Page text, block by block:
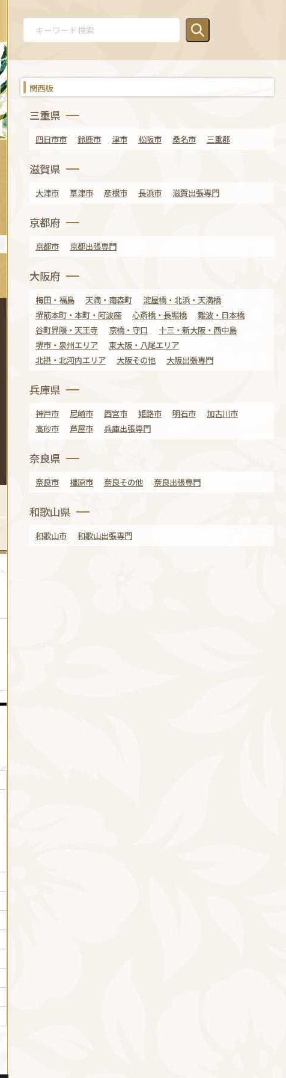
関西版
三重県
四日市市 鈴鹿市 津市 松阪市 桑名市 三重郡
滋賀県
大津市 草津市 彦根市 長浜市 滋賀出張専門
京都府
京都市 京都出張専門
大阪府
梅田・福島 天満・南森町
淀屋橋・北浜・天満橋
堺筋本町・本町・阿波座
心斎橋・長堀橋
難波・日本橋
谷町界隈・天王寺
京橋・守口
十三・新大阪・西中島
堺市・泉州エリア
東大阪・八尾エリア
北摂・北河内エリア
大阪その他 大阪出張専門
兵庫県
神戸市 尼崎市 西宮市 姫路市 明石市
加古川市
高砂市
芦屋市 兵庫出張専門
奈良県
奈良市 橿原市 奈良その他 奈良出張専門
和歌山県
和歌山市 和歌山出張専門